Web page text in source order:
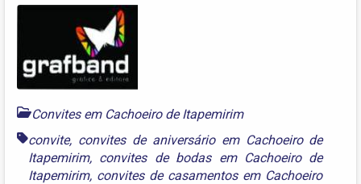
Convites em Cachoeiro de Itapemirim
convite, convites de aniversário em Cachoeiro de
Itapemirim, convites de bodas em Cachoeiro de
Itapemirim, convites de casamentos em Cachoeiro